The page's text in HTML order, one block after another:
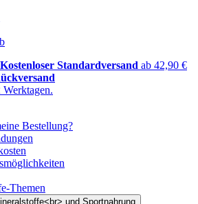
Standardversand ab 42,90 €
Bestellung?
Themen